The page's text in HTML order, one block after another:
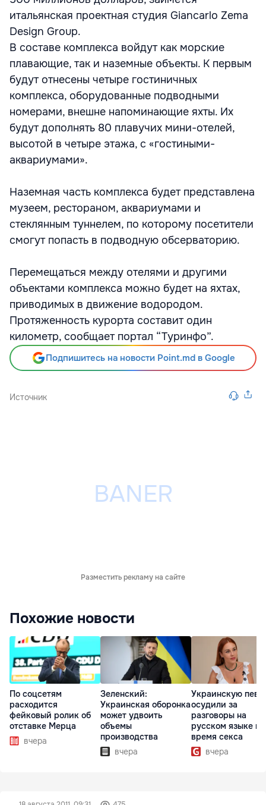
итальянская проектная студия Giancarlo Zema
Design Group.
В составе комплекса войдут как морские
плавающие, так и наземные объекты. К первым
будут отнесены четыре гостиничных
комплекса, оборудованные подводными
номерами, внешне напоминающие яхты. Их
будут дополнять 80 плавучих мини-отелей,
высотой в четыре этажа, с «гостиными-
аквариумами».
Наземная часть комплекса будет представлена
музеем, рестораном, аквариумами и
стеклянным туннелем, по которому посетители
смогут попасть в подводную обсерваторию.
Перемещаться между отелями и другими
объектами комплекса можно будет на яхтах,
приводимых в движение водородом.
Протяженность курорта составит один
километр, сообщает портал “Туринфо”.
Подпишитесь на новости Point.md в Google
Источник
Разместить рекламу на сайте
Похожие новости
По соцсетям
расходится
фейковый ролик об
отставке Мерца
вчера
Зеленский:
Украинская оборонка
может удвоить
объемы
производства
вчера
Украинскую
осудили за
разговоры на
русском языке во
время секса
вчера